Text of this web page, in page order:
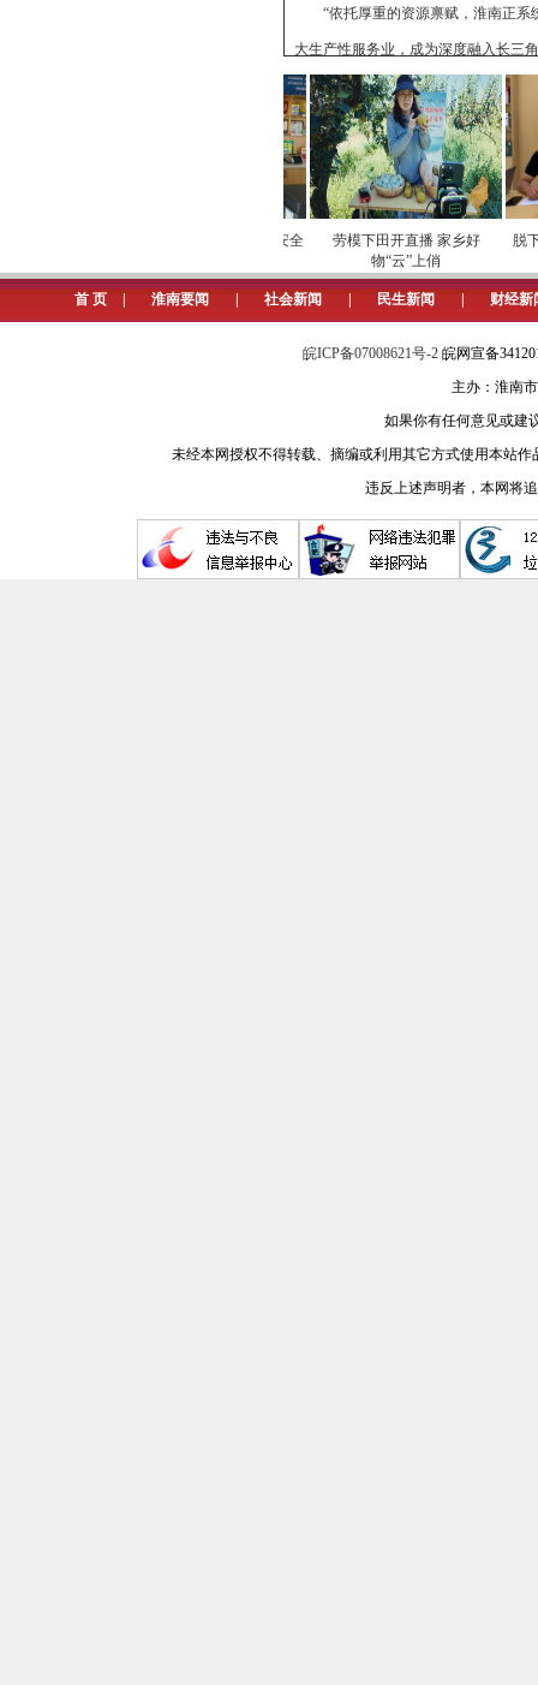
“依托厚重的资源禀赋，淮南正系
大生产性服务业，成为深度融入长三
走进位于淮南高新区的安徽合创
下线。目前，该市新能源汽车及零部
百强汽车零部件企业。
不远处的安徽埃夫利舍5000平方
从浙江台州来到淮南，埃夫利舍
这样的氛围让我们敢投资、愿扩产。”
从新能源汽车产业到高端装备制
能源汽车及零部件、新能源、新材料
“淮南市聚焦‘有序疏解一般制造
海，精准招引承接。”淮南市投资促
与上海闵行区结对合作以来，由
41.11亿元，其中上海项目5个、总投
专项巡检筑牢数字化运营安全
劳模下田开直播 家乡好
物“云”上俏
脱
首 页 淮南要闻 社会新闻 民生新闻 财经新
皖ICP备07008621号-2 皖网宣备
主办：淮南
如果你有任何意见或建
未经本网授权不得转载、摘编或利用其它方式使用本站
违反上述声明者，本网将